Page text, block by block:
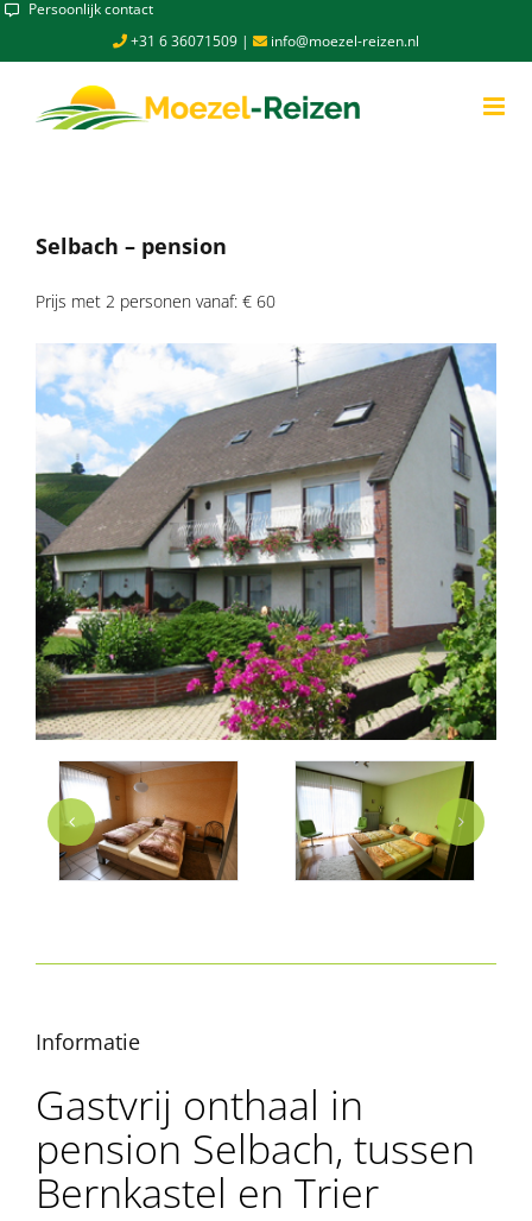
Skip Persoonlijk contact
+31 6 36071509 | info@moezel-reizen.nl
Selbach – pension
Prijs met 2 personen vanaf: € 60
Informatie
Gastvrij onthaal in
pension Selbach, tussen
Bernkastel en Trier